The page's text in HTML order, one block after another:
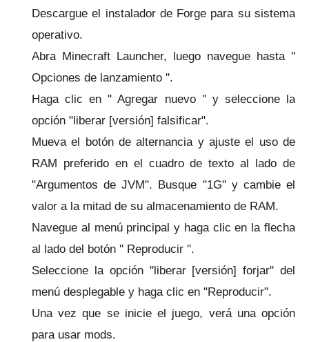
Descargue el instalador de Forge para su sistema
operativo.
Abra Minecraft Launcher, luego navegue hasta ''
Opciones de lanzamiento ''.
Haga clic en '' Agregar nuevo '' y seleccione la
opción "liberar [versión] falsificar".
Mueva el botón de alternancia y ajuste el uso de
RAM preferido en el cuadro de texto al lado de
"Argumentos de JVM". Busque "1G" y cambie el
valor a la mitad de su almacenamiento de RAM.
Navegue al menú principal y haga clic en la flecha
al lado del botón '' Reproducir ''.
Seleccione la opción "liberar [versión] forjar" del
menú desplegable y haga clic en "Reproducir".
Una vez que se inicie el juego, verá una opción
para usar mods.